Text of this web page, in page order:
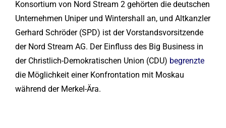
Konsortium von Nord Stream 2 gehörten die deutschen
Unternehmen Uniper und Wintershall an, und Altkanzler
Gerhard Schröder (SPD) ist der Vorstandsvorsitzende
der Nord Stream AG. Der Einfluss des Big Business in
der Christlich-Demokratischen Union (CDU) begrenzte
die Möglichkeit einer Konfrontation mit Moskau
während der Merkel-Ära.